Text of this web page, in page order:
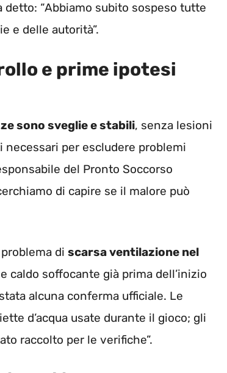
“Abbiamo subito sospeso tutte
e delle autorità”.
e prime ipotesi
sono sveglie e stabili, senza lesioni
per escludere problemi
del Pronto Soccorso
di capire se il malore può
di scarsa ventilazione nel
caldo soffocante già prima dell’inizio
alcuna conferma ufficiale. Le
d’acqua usate durante il gioco; gli
raccolto per le verifiche”.